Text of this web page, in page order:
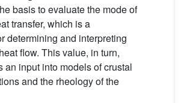
basis to evaluate the mode of
transfer, which is a
determining and interpreting
flow. This value, in turn,
an input into models of crustal
and the rheology of the